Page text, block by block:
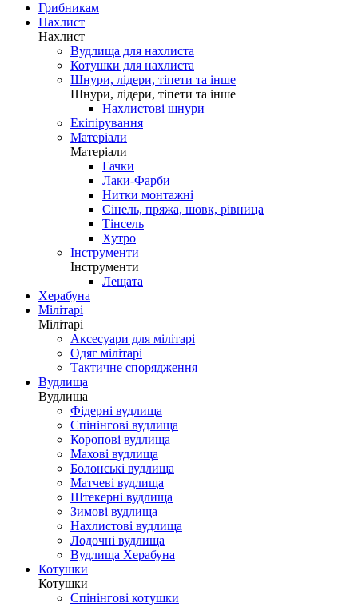
Грибникам
Нахлист
Нахлист
Вудлища для нахлиста
Котушки для нахлиста
Шнури, лідери, тіпети та інше
Шнури, лідери, тіпети та інше
Нахлистові шнури
Екіпірування
Матеріали
Матеріали
Гачки
Лаки-Фарби
Нитки монтажні
Сінель, пряжа, шовк, рівница
Тінсель
Хутро
Інструменти
Інструменти
Лещата
Херабуна
Мілітарі
Мілітарі
Аксесуари для мілітарі
Одяг мілітарі
Тактичне спорядження
Вудлища
Вудлища
Фідерні вудлища
Спінінгові вудлища
Коропові вудлища
Махові вудлища
Болонські вудлища
Матчеві вудлища
Штекерні вудлища
Зимові вудлища
Нахлистові вудлища
Лодочні вудлища
Вудлища Херабуна
Котушки
Котушки
Спінінгові котушки